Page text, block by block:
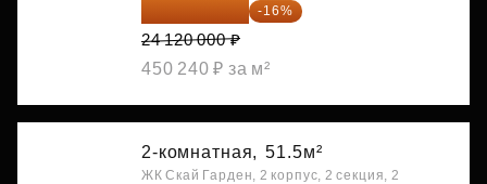
20 260 800 ₽ -16%
24 120 000 ₽
450 240 ₽ за м²
2-комнатная, 51.5м²
ЖК Скай Гарден, 2 корпус, 2 секция, 2